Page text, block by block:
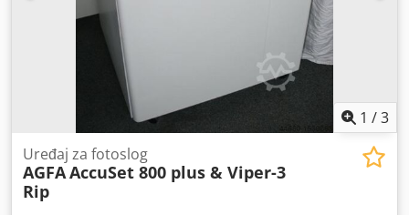
1 /3
Uređaj za fotoslog
AGFAAccuSet 800 plus & Viper-3
Rip